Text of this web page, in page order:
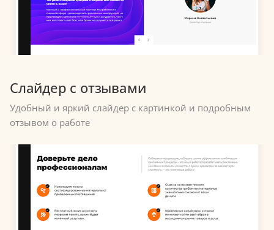
Слайдер с отзывами
Удобный и яркий слайдер с картинкой и подробным
отзывом о работе